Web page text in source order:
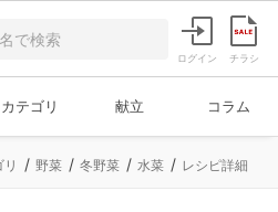
ログイン チラシ
カテゴリ 献立 コラム
野菜 冬野菜 水菜 レシピ詳細